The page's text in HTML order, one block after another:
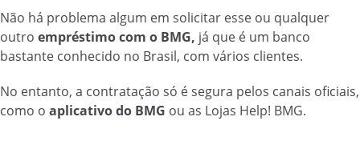
Não há problema algum em solicitar esse ou qualquer
outro empréstimo com o BMG, já que é um banco
bastante conhecido no Brasil, com vários clientes.
No entanto, a contratação só é segura pelos canais oficiais,
como o aplicativo do BMG ou as Lojas Help! BMG.